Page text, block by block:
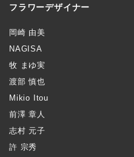
フラワーデザイナー
岡崎 由美
NAGISA
牧 まゆ実
渡部 慎也
Mikio Itou
前澤 章人
志村 元子
許 宗秀